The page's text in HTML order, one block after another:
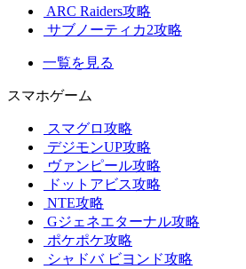
ARC Raiders攻略
サブノーティカ2攻略
一覧を見る
スマホゲーム
スマグロ攻略
デジモンUP攻略
ヴァンピール攻略
ドットアビス攻略
NTE攻略
Gジェネエターナル攻略
ポケポケ攻略
シャドバ ビヨンド攻略